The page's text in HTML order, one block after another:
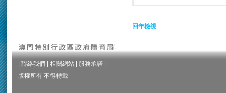
回年檢視
聯絡我們 相關網站 服務承諾
版權所有 不得轉載